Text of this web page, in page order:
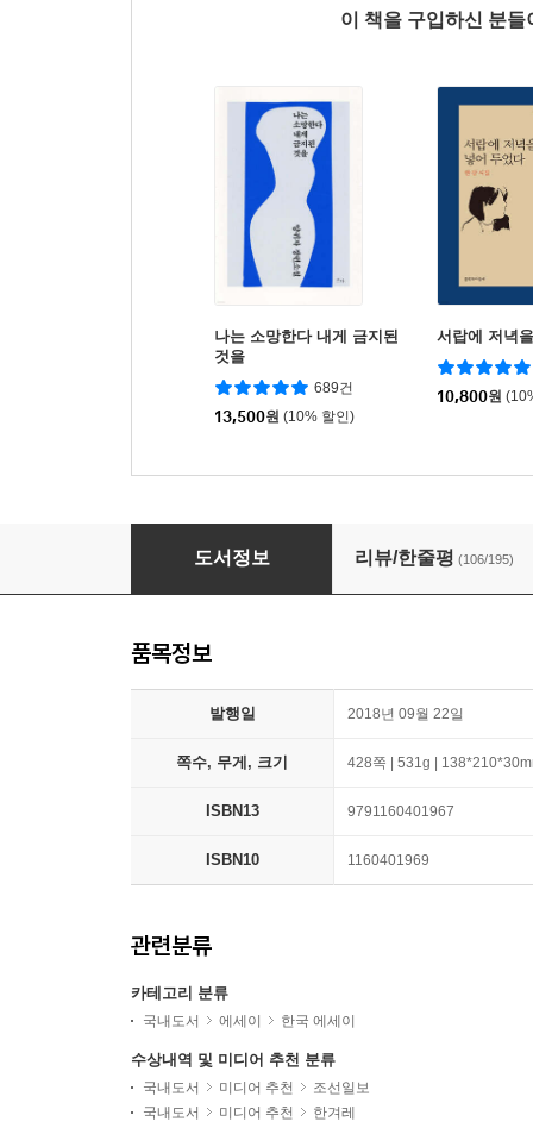
이 책을 구입하신 분
나는 소망한다 내게 금지된
것을
689건
13,500원 (10% 할인)
서랍에 저녁
10,800원
슬픔을 공부하는 슬픔
도서정보 리뷰/한줄평 (106/195)
품목정보
발행일 2018년 09월 22일
쪽수, 무게, 크기 428쪽 | 531g |
ISBN13 9791160401967
ISBN10 1160401969
관련분류
카테고리 분류
국내도서 에세이 한국 에세이
수상내역 및 미디어 추천 분류
국내도서 미디어 추천
조선일보
국내도서
미디어 추천
한겨레